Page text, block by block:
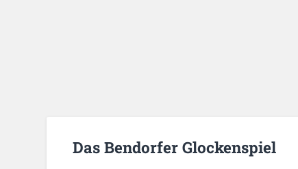
Das Bendorfer Glockenspiel